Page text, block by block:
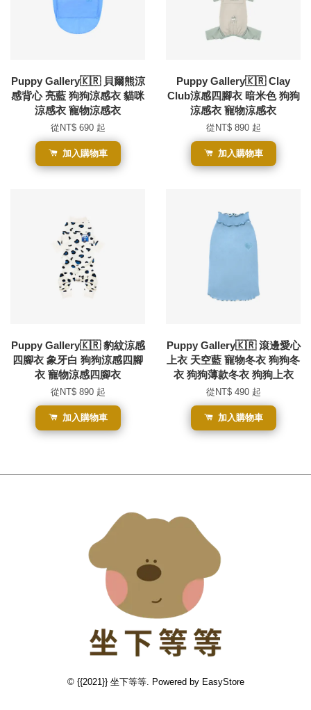
Puppy Gallery🇰🇷 貝爾熊涼
感背心 亮藍 狗狗涼感衣 貓咪
涼感衣 寵物涼感衣
從NT$ 690 起
加入購物車
Puppy Gallery🇰🇷 Clay
Club涼感四腳衣 暗米色 狗狗
涼感衣 寵物涼感衣
從NT$ 890 起
加入購物車
Puppy Gallery🇰🇷 豹紋涼感
四腳衣 象牙白 狗狗涼感四腳
衣 寵物涼感四腳衣
從NT$ 890 起
加入購物車
Puppy Gallery🇰🇷 滾邊愛心
上衣 天空藍 寵物冬衣 狗狗冬
衣 狗狗薄款冬衣 狗狗上衣
從NT$ 490 起
加入購物車
© {{2021}} 坐下等等. Powered by EasyStore